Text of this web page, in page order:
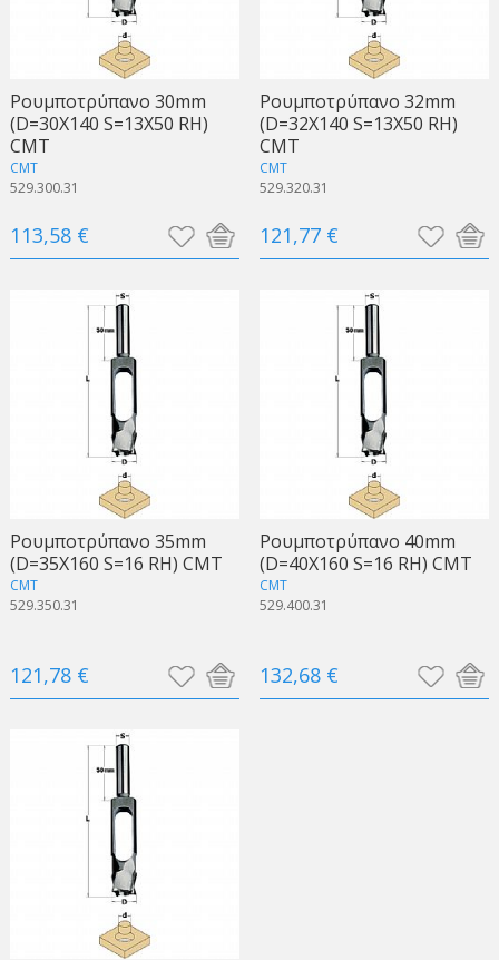
Ρουμποτρύπανο 30mm
(D=30X140 S=13X50 RH)
CMT
CMT
529.300.31
113,58 €
Ρουμποτρύπανο 32mm
(D=32X140 S=13X50 RH)
CMT
CMT
529.320.31
121,77 €
Ρουμποτρύπανο 35mm
(D=35X160 S=16 RH) CMT
CMT
529.350.31
121,78 €
Ρουμποτρύπανο 40mm
(D=40X160 S=16 RH) CMT
CMT
529.400.31
132,68 €